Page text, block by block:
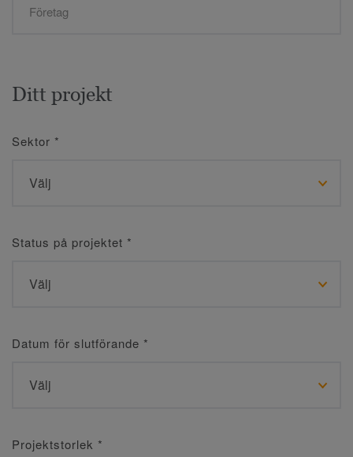
Ditt projekt
Sektor *
Status på projektet *
Datum för slutförande *
Projektstorlek *